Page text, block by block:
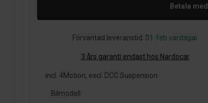
Betala med
Förväntad leveranstid: 01-feb vardagar
3 års garanti endast hos Nardocar
incl. 4Motion, excl. DCC Suspension
Bilmodell